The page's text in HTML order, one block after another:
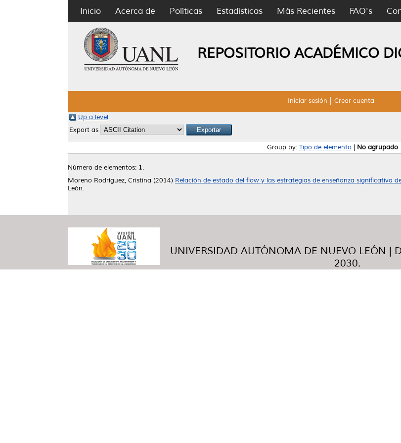
Inicio Acerca de Políticas Estadísticas Más Recientes FAQ's
REPOSITORIO ACADÉMICO
Iniciar sesión Crear cuenta
Up a level
Export as
Group by: Tipo de elemento| No agrupado
Número de elementos: 1.
Moreno Rodríguez, Cristina (2014) Relación de estado del flow y las estrategias de enseñanza significativa
León.
UNIVERSIDAD AUTÓNOMA DE NUEVO LEÓN |
2030.